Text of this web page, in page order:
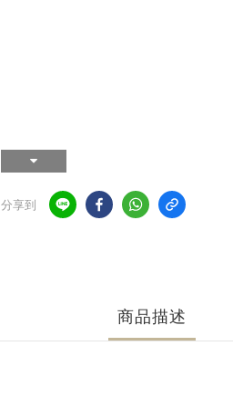
分享到
商品描述